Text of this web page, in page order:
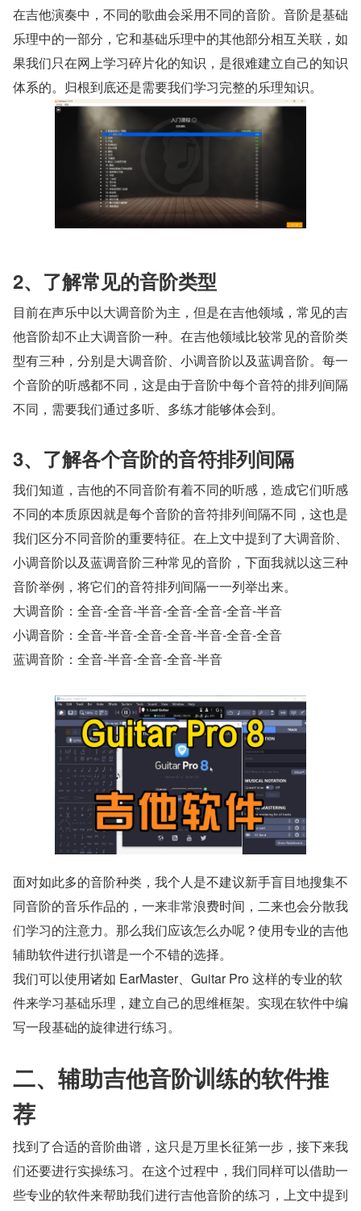
在吉他演奏中，不同的歌曲会采用不同的音阶。音阶是基础
乐理中的一部分，它和基础乐理中的其他部分相互关联，如
果我们只在网上学习碎片化的知识，是很难建立自己的知识
体系的。归根到底还是需要我们学习完整的乐理知识。
2、了解常见的音阶类型
目前在声乐中以大调音阶为主，但是在吉他领域，常见的吉
他音阶却不止大调音阶一种。在吉他领域比较常见的音阶类
型有三种，分别是大调音阶、小调音阶以及蓝调音阶。每一
个音阶的听感都不同，这是由于音阶中每个音符的排列间隔
不同，需要我们通过多听、多练才能够体会到。
3、了解各个音阶的音符排列间隔
我们知道，吉他的不同音阶有着不同的听感，造成它们听感
不同的本质原因就是每个音阶的音符排列间隔不同，这也是
我们区分不同音阶的重要特征。在上文中提到了大调音阶、
小调音阶以及蓝调音阶三种常见的音阶，下面我就以这三种
音阶举例，将它们的音符排列间隔一一列举出来。
大调音阶：全音-全音-半音-全音-全音-全音-半音
小调音阶：全音-半音-全音-全音-半音-全音-全音
蓝调音阶：全音-半音-全音-全音-半音
面对如此多的音阶种类，我个人是不建议新手盲目地搜集不
同音阶的音乐作品的，一来非常浪费时间，二来也会分散我
们学习的注意力。那么我们应该怎么办呢？使用专业的吉他
辅助软件进行扒谱是一个不错的选择。
我们可以使用诸如 EarMaster、Guitar Pro 这样的专业的软
件来学习基础乐理，建立自己的思维框架。实现在软件中编
写一段基础的旋律进行练习。
二、辅助吉他音阶训练的软件推
荐
找到了合适的音阶曲谱，这只是万里长征第一步，接下来我
们还要进行实操练习。在这个过程中，我们同样可以借助一
些专业的软件来帮助我们进行吉他音阶的练习，上文中提到